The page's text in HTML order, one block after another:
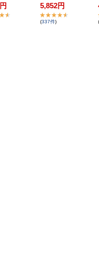
円 5,852円
(337件) (